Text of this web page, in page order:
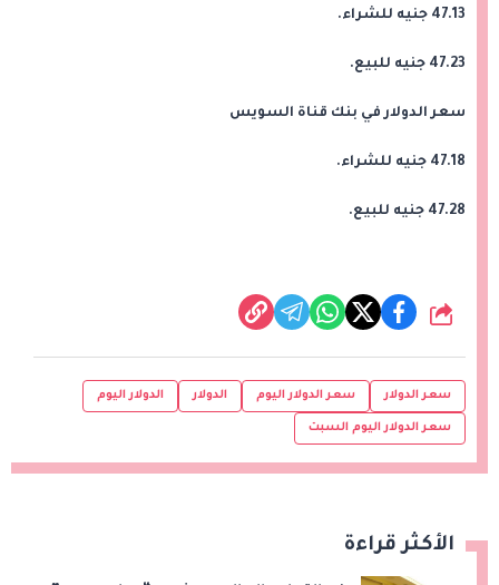
47.13 جنيه للشراء.
47.23 جنيه للبيع.
سعر الدولار في بنك قناة السويس
47.18 جنيه للشراء.
47.28 جنيه للبيع.
شارك
سعر الدولار سعر الدولار اليوم الدولار الدولار اليوم
سعر الدولار اليوم السبت
الأكثر قراءة